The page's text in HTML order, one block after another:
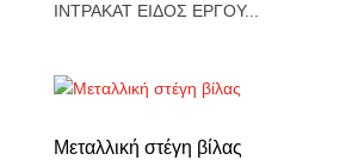
ΙΝΤΡΑΚΑΤ ΕΙΔΟΣ ΕΡΓΟΥ...
Mεταλλική στέγη βίλας